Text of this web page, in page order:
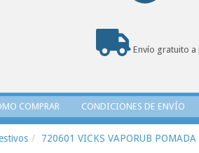
Envío gratuito a
COMPRAR CONDICIONES DE ENVÍO
720601 VICKS VAPORUB POMADA